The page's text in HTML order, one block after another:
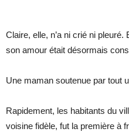
Claire, elle, n’a ni crié ni
son amour était désormais
Une maman soutenue par tout
Rapidement, les habitants du
voisine fidèle, fut la première à